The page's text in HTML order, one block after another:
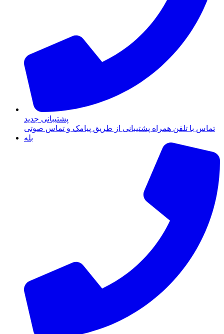
پشتیبانی جدید
تماس با تلفن همراه پشتیبانی از طریق پیامک و تماس صوتی
بله